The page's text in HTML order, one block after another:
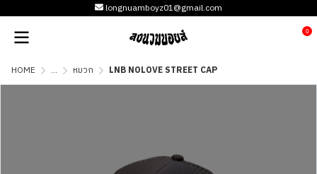
longnuamboyz01@gmail.com
0
HOME ... หมวก LNB NOLOVE STREET CAP